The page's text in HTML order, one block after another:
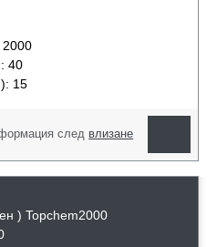
2000
40
15
след влизане
) Topchem2000